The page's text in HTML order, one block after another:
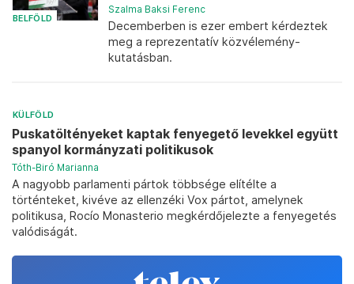
BELFÖLD
Szalma Baksi Ferenc
Decemberben is ezer embert kérdeztek
meg a reprezentatív közvélemény-
kutatásban.
KÜLFÖLD
Puskatöltényeket kaptak fenyegető levekkel együtt
spanyol kormányzati politikusok
Tóth-Biró Marianna
A nagyobb parlamenti pártok többsége elítélte a
történteket, kivéve az ellenzéki Vox pártot, amelynek
politikusa, Rocío Monasterio megkérdőjelezte a fenyegetés
valódiságát.